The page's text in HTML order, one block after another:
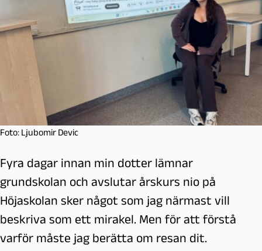
Foto: Ljubomir Devic
Fyra dagar innan min dotter lämnar
grundskolan och avslutar årskurs nio på
Höjaskolan sker något som jag närmast vill
beskriva som ett mirakel. Men för att förstå
varför måste jag berätta om resan dit.